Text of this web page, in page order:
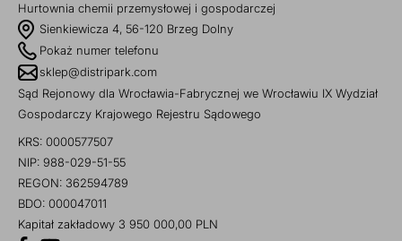
Hurtownia chemii przemysłowej i gospodarczej
Sienkiewicza 4, 56-120 Brzeg Dolny
Pokaż numer telefonu
sklep@distripark.com
Sąd Rejonowy dla Wrocławia-Fabrycznej we Wrocławiu IX Wydział
Gospodarczy Krajowego Rejestru Sądowego
KRS: 0000577507
NIP: 988-029-51-55
REGON: 362594789
BDO: 000047011
Kapitał zakładowy 3 950 000,00 PLN